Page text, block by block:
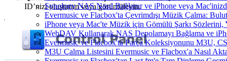
Synology NAS Nasıl Bağlanır ve iPhone veya
Evermusic ve Flacbox'ta Çevrimdışı Müzik Çalma:
iPhone veya Mac'te Müzik için Gömülü Şarkı Sözlerini,
WebDAV Kullanarak NAS Depolamayı Bağlama ve
Evermusic ve Flacbox'ta Parça Koleksiyonunu M3U,
M3U Çalma Listesini Evermusic ve Flacbox'a Nasıl
ID’nizi oluşturun veya görüntüleyin.